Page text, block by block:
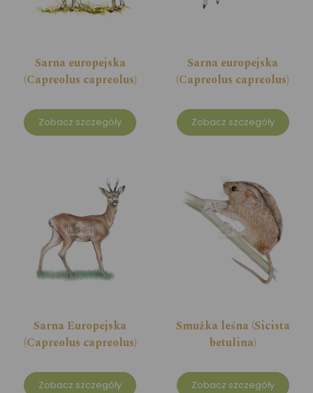
Sarna europejska
(Capreolus capreolus)
Zobacz szczegóły
Sarna europejska
(Capreolus capreolus)
Zobacz szczegóły
Sarna Europejska
(Capreolus capreolus)
Zobacz szczegóły
Smużka leśna (Sicista
betulina)
Zobacz szczegóły